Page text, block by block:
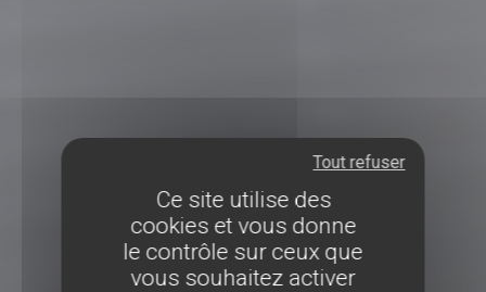
Ce site utilise des
cookies et vous donne
le contrôle sur ceux que
vous souhaitez activer
Tout refuser